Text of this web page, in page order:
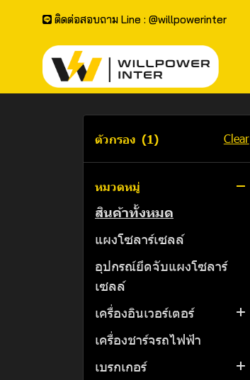
ติดต่อสอบถาม Line : @willpowerinter
ตัวกรอง (1) Clear
หมวดหมู่
สินค้าทั้งหมด
แผงโซลาร์เซลล์
อุปกรณ์ยึดจับแผงโซลาร์
เซลล์
เครื่องอินเวอร์เตอร์
All in One
Rapid Shutdown
เครื่องชาร์จรถไฟฟ้า
เบรกเกอร์